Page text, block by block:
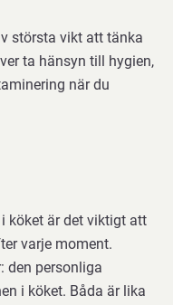
största vikt att tänka
ta hänsyn till hygien,
när du
köket är det viktigt att
varje moment.
den personliga
i köket. Båda är lika